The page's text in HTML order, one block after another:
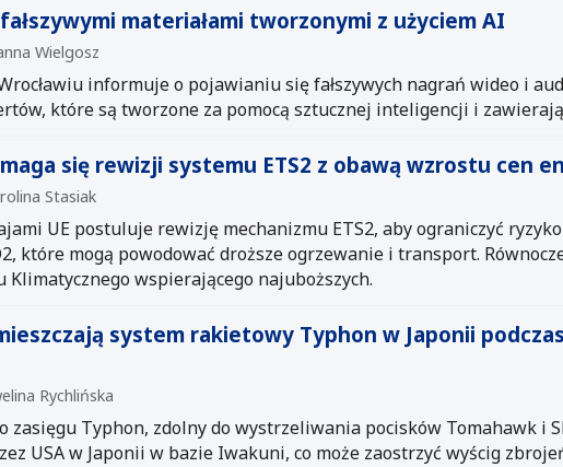
materiałami tworzonymi z użyciem AI
Wielgosz
informuje o pojawianiu się fałszywych nagrań wideo i
które są tworzone za pomocą sztucznej inteligencji i
się rewizji systemu ETS2 z obawą wzrostu cen
Stasiak
UE postuluje rewizję mechanizmu ETS2, aby ograniczyć
które mogą powodować droższe ogrzewanie i transport.
Klimatycznego wspierającego najuboższych.
system rakietowy Typhon w Japonii
Rychlińska
zasięgu Typhon, zdolny do wystrzeliwania pocisków Tomahawk i
USA w Japonii w bazie Iwakuni, co może zaostrzyć wyścig